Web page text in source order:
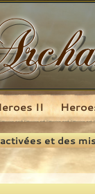
II
et des